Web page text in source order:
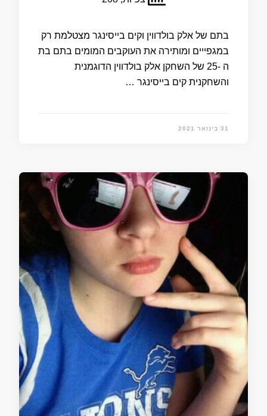
בתם של אלק בולדווין וקים בייסינגר מצטלמת רק
במגפייים ומותירה את העוקבים המומים בתם בת
ה -25 של השחקן אלק בולדווין הדוגמנית
והשחקנית קים בייסינגר …
31 בינואר 2021